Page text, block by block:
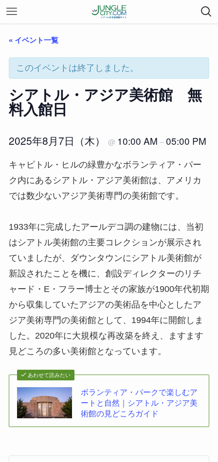
« イベント一覧
このイベントは終了しました。
シアトル・アジア美術館 無
料入館日
2025年8月7日（木） @ 10:00 AM –05:00 PM
キャピトル・ヒルの緑豊かなボランティア・パー
ク内にあるシアトル・アジア美術館は、アメリカ
では数少ないアジア美術専門の美術館です。
1933年に完成したアールデコ調の建物には、当初
はシアトル美術館の主要コレクションが展示され
ていましたが、ダウンタウンにシアトル美術館が
新設されたことを機に、創設ディレクターのリチ
ャード・E・フラー博士とその家族が1900年代初期
から収集していたアジアの美術品を中心としたア
ジア美術専門の美術館として、1994年に開館しま
した。2020年に大規模な再改築を終え、ますます
見どころの多い美術館となっています。
あわせて読みたい
ボランティア・パークで楽しむア
ートと自然｜シアトル・アジア美
術館の見どころガイド